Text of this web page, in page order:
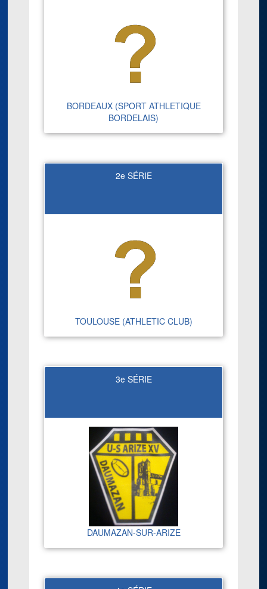
BORDEAUX (SPORT ATHLETIQUE
BORDELAIS)
2e SÉRIE
TOULOUSE (ATHLETIC CLUB)
3e SÉRIE
DAUMAZAN-SUR-ARIZE